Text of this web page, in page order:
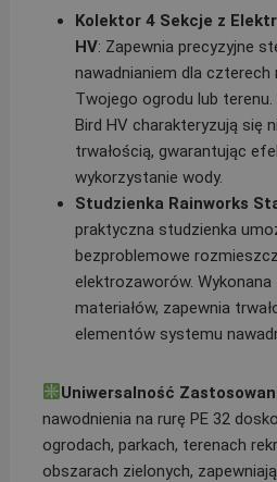
Kolektor 4 Sekcje z
HV: Zapewnia precyzyjne
nawadnianiem dla
Twojego ogrodu lub
Bird HV charakteryzują się
trwałością, gwarantując
wykorzystanie wody.
Studzienka Rainworks
praktyczna studzienka
bezproblemowe
elektrozaworów.
materiałów, zapewnia
elementów systemu
Uniwersalność
nawodnienia na rurę PE 32
ogrodach, parkach, terenach
obszarach zielonych,